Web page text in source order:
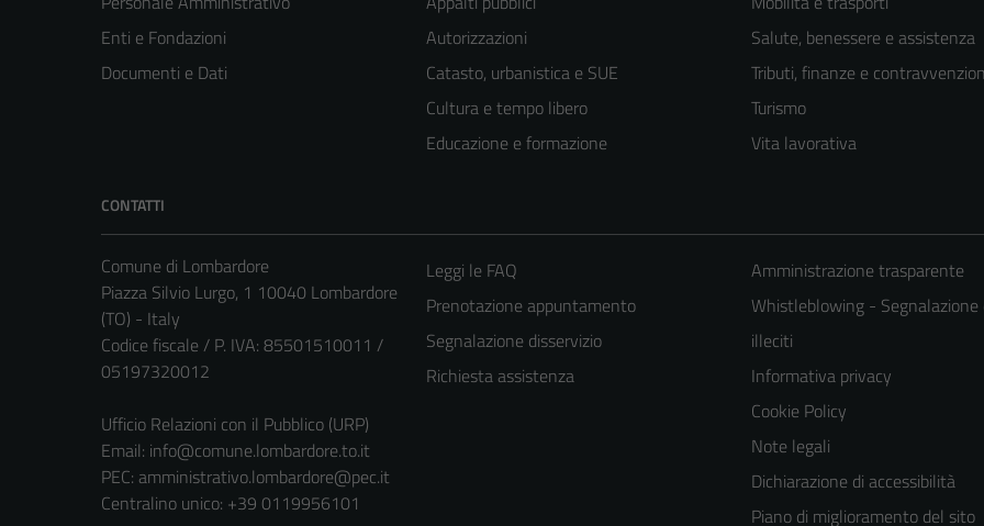
Enti e Fondazioni
Documenti e Dati
Autorizzazioni
Catasto, urbanistica e SUE
Cultura e tempo libero
Educazione e formazione
Salute, benessere e assistenza
Tributi, finanze e
Turismo
Vita lavorativa
CONTATTI
Comune di Lombardore
Piazza Silvio Lurgo, 1 10040 Lombardore
(TO) - Italy
Codice fiscale / P. IVA: 85501510011 /
05197320012
Ufficio Relazioni con il Pubblico (URP)
Email: info@comune.lombardore.to.it
PEC: amministrativo.lombardore@pec.it
Centralino unico: +39 0119956101
Leggi le FAQ
Prenotazione appuntamento
Segnalazione disservizio
Richiesta assistenza
Amministrazione trasparente
Whistleblowing - Segnalazione
illeciti
Informativa privacy
Cookie Policy
Note legali
Dichiarazione di accessibilità
Piano di miglioramento del sito
Tecnici
Questi cookie
sono necessari
per il
funzionamento
del sito e non